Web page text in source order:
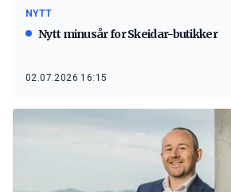
NYTT
Nytt minusår for Skeidar-butikker
02.07.2026 16:15